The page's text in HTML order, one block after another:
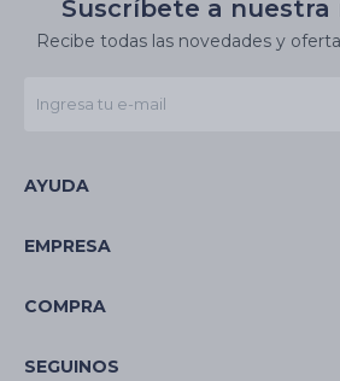
Suscríbete a
Recibe todas las novedades y
AYUDA
EMPRESA
COMPRA
SEGUINOS